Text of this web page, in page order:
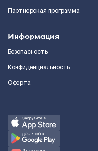
Партнерская программа
Информация
Безопасность
Конфиденциальность
Оферта